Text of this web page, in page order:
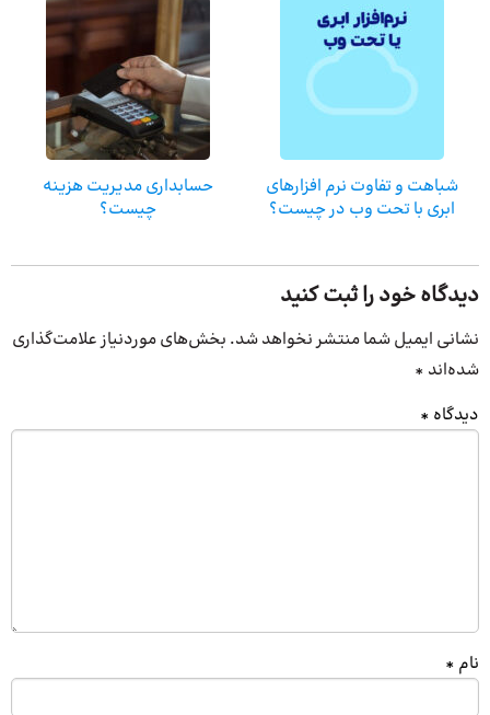
شباهت و تفاوت نرم افزارهای
ابری با تحت وب در چیست؟
حسابداری مدیریت هزینه
چیست؟
دیدگاه خود را ثبت کنید
نشانی ایمیل شما منتشر نخواهد شد. بخش‌های موردنیاز علامت‌گذاری
شده‌اند *
دیدگاه *
نام *